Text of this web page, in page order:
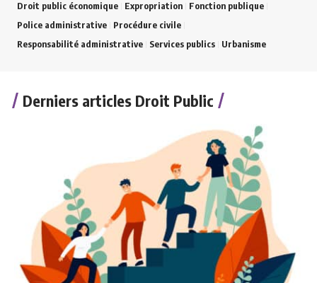
Droit public économique Expropriation
Fonction publique
Police administrative
Procédure civile
Responsabilité administrative
Services publics Urbanisme
Derniers articles Droit Public